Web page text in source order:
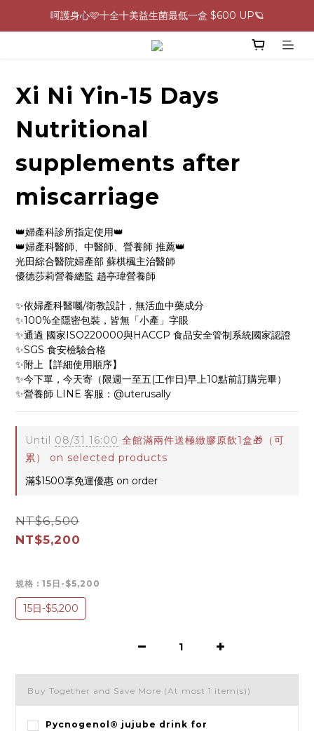
0805-0808指定商品滿$2000結帳88折💖
生理期救星！暖宮調理組限時優惠✨
0805-0808指定商品滿$2000結帳88折💖
Xi Ni Yin-15 Days
Nutritional
supplements after
miscarriage
👑婦產科診所指定使用👑
👑婦產科醫師、中醫師、營養師 推薦👑
光田綜合醫院婦產部 蘇棋楓主治醫師
優德莎莉營養總監 趙亭瑋營養師
✨依婦產科醫囑/衛教設計，無活血中藥成分
✨100%全隱密包裝，皆無「小產」字眼
✨通過 國家ISO220000與HACCP 食品安全管制系統國家認證
✨SGS 食安檢驗合格
✨附上【詳細使用順序】
✨今下單，今天寄（限週一至五(工作日)早上10點前訂購完畢）
✨營養師 LINE 客服：@uterusally
Until 08/31 16:00 全館滿兩件送極緻膠原飲1盒🎁（可
累） on selected products
滿$1500享免運優惠 on order
NT$6,500
NT$5,200
規格 : 15日-$5,200
15日-$5,200
Buy Together and Save More (At most 1 item(s))
Pycnogenol® jujube drink for